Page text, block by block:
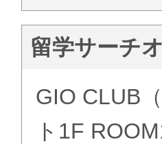
留学サーチ
GIO CLUB
ト1F